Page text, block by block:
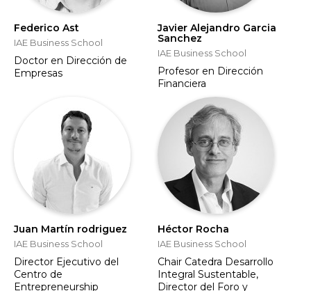
Federico Ast
IAE Business School
Doctor en Dirección de
Empresas
Javier Alejandro Garcia
Sanchez
IAE Business School
Profesor en Dirección
Financiera
Juan Martín rodriguez
IAE Business School
Director Ejecutivo del
Centro de
Entrepreneurship
Héctor Rocha
IAE Business School
Chair Catedra Desarrollo
Integral Sustentable,
Director del Foro y